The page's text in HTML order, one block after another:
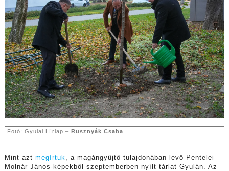
Fotó: Gyulai Hírlap – Rusznyák Csaba
Mint azt megírtuk, a magángyűjtő tulajdonában levő Pentelei
Molnár János-képekből szeptemberben nyílt tárlat Gyulán. Az